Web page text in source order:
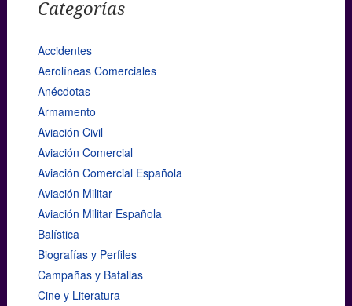
Categorías
Accidentes
Aerolíneas Comerciales
Anécdotas
Armamento
Aviación Civil
Aviación Comercial
Aviación Comercial Española
Aviación Militar
Aviación Militar Española
Balística
Biografías y Perfiles
Campañas y Batallas
Cine y Literatura